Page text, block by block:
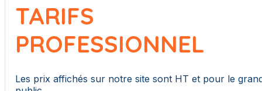
TARIFS
PROFESSIONNEL
Les prix affichés sur notre site sont HT et pour le